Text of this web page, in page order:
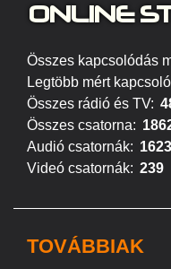
ONLINE S
Összes kapcsolódás
Legtöbb mért
Összes rádió és TV:
Összes csatorna:
Audió csatornák: 1623
Videó csatornák: 239
TOVÁBBIAK